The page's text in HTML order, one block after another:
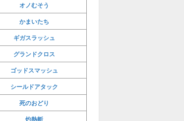
オノむそう
かまいたち
ギガスラッシュ
グランドクロス
ゴッドスマッシュ
シールドアタック
死のおどり
灼熱斬